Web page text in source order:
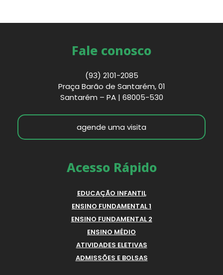
Fale conosco
(93) 2101-2085
Praça Barão de Santarém, 01
Santarém – PA | 68005-530
agende uma visita
Acesso Rápido
EDUCAÇÃO INFANTIL
ENSINO FUNDAMENTAL 1
ENSINO FUNDAMENTAL 2
ENSINO MÉDIO
ATIVIDADES ELETIVAS
ADMISSÕES E BOLSAS